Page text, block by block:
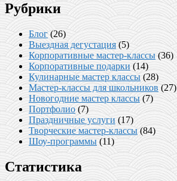
Рубрики
Блог(26)
Выездная дегустация(5)
Корпоративные мастер-классы(36)
Корпоративные подарки(14)
Кулинарные мастер классы (28)
Мастер-классы для школьников (27)
Новогодние мастер классы (7)
Портфолио (7)
Праздничные услуги (17)
Творческие мастер-классы(84)
Шоу-программы (11)
Статистика